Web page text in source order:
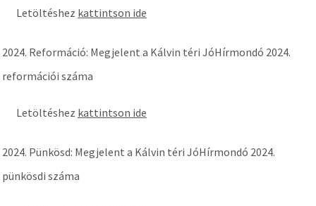
Letöltéshez kattintson ide
2024. Reformáció: Megjelent a Kálvin téri JóHírmondó 2024.
reformációi száma
Letöltéshez kattintson ide
2024. Pünkösd: Megjelent a Kálvin téri JóHírmondó 2024.
pünkösdi száma